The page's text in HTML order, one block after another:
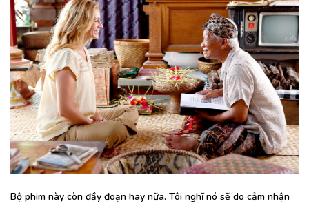
Bộ phim này còn đầy đoạn hay nữa. Tôi nghĩ nó sẽ do cảm nhận